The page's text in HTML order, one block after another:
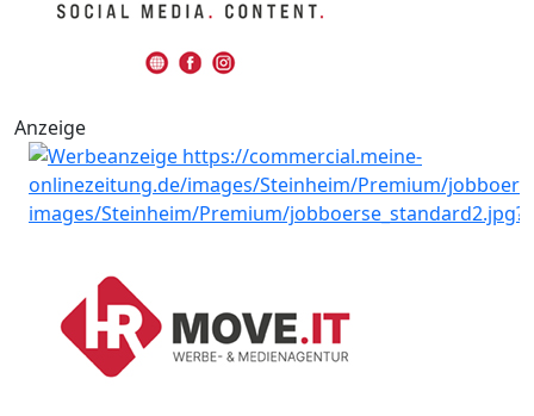
Anzeige